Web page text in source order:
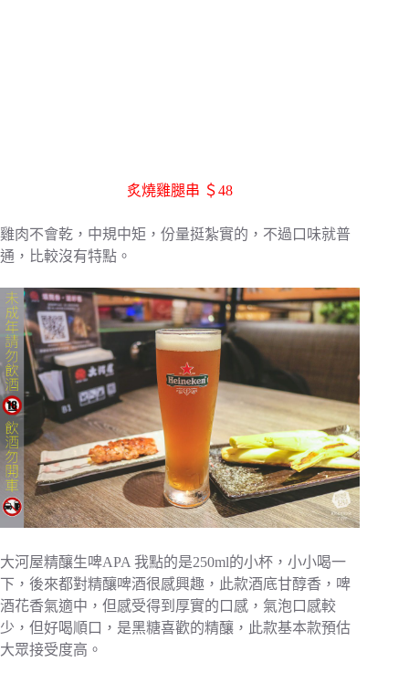
炙燒雞腿串 ＄48
雞肉不會乾，中規中矩，份量挺紮實的，不過口味就普
通，比較沒有特點。
大河屋精釀生啤APA 我點的是250ml的小杯，小小喝一
下，後來都對精釀啤酒很感興趣，此款酒底甘醇香，啤
酒花香氣適中，但感受得到厚實的口感，氣泡口感較
少，但好喝順口，是黑糖喜歡的精釀，此款基本款預估
大眾接受度高。